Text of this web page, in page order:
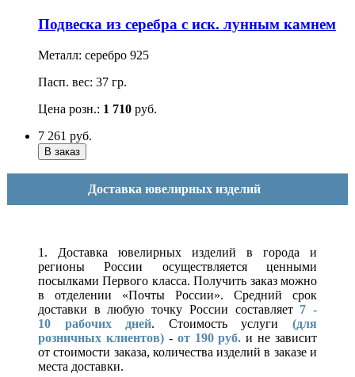
Подвеска из серебра с иск. лунным камнем
Металл: серебро 925
Пасп. вес: 37 гр.
Цена розн.: 1 710 руб.
7 261 руб.
Доставка ювелирных изделий
1. Доставка ювелирных изделий в города и
регионы России осуществляется ценными
посылками Первого класса. Получить заказ можно
в отделении «Почты России». Средний срок
доставки в любую точку России составляет 7 -
10 рабочих дней. Стоимость услуги(для
розничных клиентов)- от 190 руб. и не зависит
от стоимости заказа, количества изделий в заказе и
места доставки.